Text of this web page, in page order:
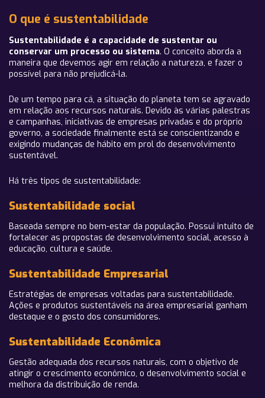
O que é sustentabilidade
Sustentabilidade é a capacidade de sustentar ou
conservar um processo ou sistema. O conceito aborda a
maneira que devemos agir em relação a natureza, e fazer o
possível para não prejudicá-la.
De um tempo para cá, a situação do planeta tem se agravado
em relação aos recursos naturais. Devido às várias palestras
e campanhas, iniciativas de empresas privadas e do próprio
governo, a sociedade finalmente está se conscientizando e
exigindo mudanças de hábito em prol do desenvolvimento
sustentável.
Há três tipos de sustentabilidade:
Sustentabilidade social
Baseada sempre no bem-estar da população. Possui intuito de
fortalecer as propostas de desenvolvimento social, acesso à
educação, cultura e saúde.
Sustentabilidade Empresarial
Estratégias de empresas voltadas para sustentabilidade.
Ações e produtos sustentáveis na área empresarial ganham
destaque e o gosto dos consumidores.
Sustentabilidade Econômica
Gestão adequada dos recursos naturais, com o objetivo de
atingir o crescimento econômico, o desenvolvimento social e
melhora da distribuição de renda.